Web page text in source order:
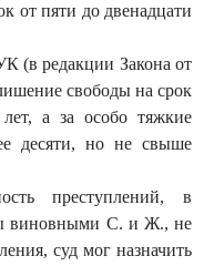
от пяти до двенадцати
(в редакции Закона от
свободы на срок
а за особо тяжкие
десяти, но не свыше
преступлений, в
виновными С. и Ж., не
суд мог назначить